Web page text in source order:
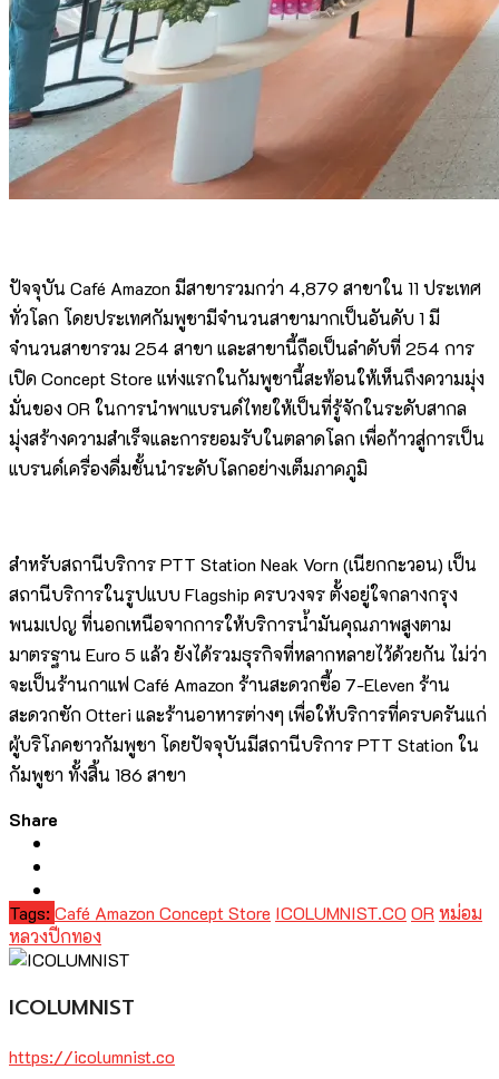
ปัจจุบัน Café Amazon มีสาขารวมกว่า 4,879 สาขาใน 11 ประเทศ
ทั่วโลก โดยประเทศกัมพูชามีจำนวนสาขามากเป็นอันดับ 1 มี
จำนวนสาขารวม 254 สาขา และสาขานี้ถือเป็นลำดับที่ 254 การ
เปิด Concept Store แห่งแรกในกัมพูชานี้สะท้อนให้เห็นถึงความมุ่ง
มั่นของ OR ในการนำพาแบรนด์ไทยให้เป็นที่รู้จักในระดับสากล
มุ่งสร้างความสำเร็จและการยอมรับในตลาดโลก เพื่อก้าวสู่การเป็น
แบรนด์เครื่องดื่มชั้นนำระดับโลกอย่างเต็มภาคภูมิ
สำหรับสถานีบริการ PTT Station Neak Vorn (เนียกกะวอน) เป็น
สถานีบริการในรูปแบบ Flagship ครบวงจร ตั้งอยู่ใจกลางกรุง
พนมเปญ ที่นอกเหนือจากการให้บริการน้ำมันคุณภาพสูงตาม
มาตรฐาน Euro 5 แล้ว ยังได้รวมธุรกิจที่หลากหลายไว้ด้วยกัน ไม่ว่า
จะเป็นร้านกาแฟ Café Amazon ร้านสะดวกซื้อ 7-Eleven ร้าน
สะดวกซัก Otteri และร้านอาหารต่างๆ เพื่อให้บริการที่ครบครันแก่
ผู้บริโภคชาวกัมพูชา โดยปัจจุบันมีสถานีบริการ PTT Station ใน
กัมพูชา ทั้งสิ้น 186 สาขา
Share
Tags: Café Amazon Concept Store ICOLUMNIST.CO OR หม่อม
หลวงปีกทอง
ICOLUMNIST
https://icolumnist.co